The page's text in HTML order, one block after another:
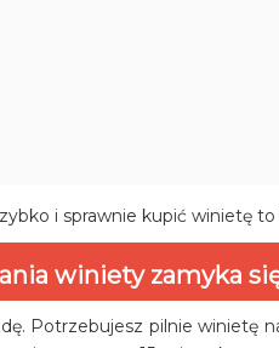
i sprawnie kupić winietę
winiety zamyka
Potrzebujesz pilnie winietę